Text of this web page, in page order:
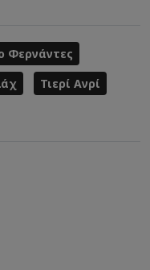
Φερνάντες
Τιερί Ανρί